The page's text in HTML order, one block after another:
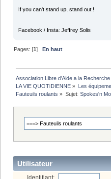
If you can't stand up, stand out !
Facebook / Insta: Jeffrey Solis
Pages: [1]En haut
Association Libre d'Aide a la
LA VIE QUOTIDIENNE » Les
Fauteuils roulants » Sujet: Spokes'n
Utilisateur
Identifiant: